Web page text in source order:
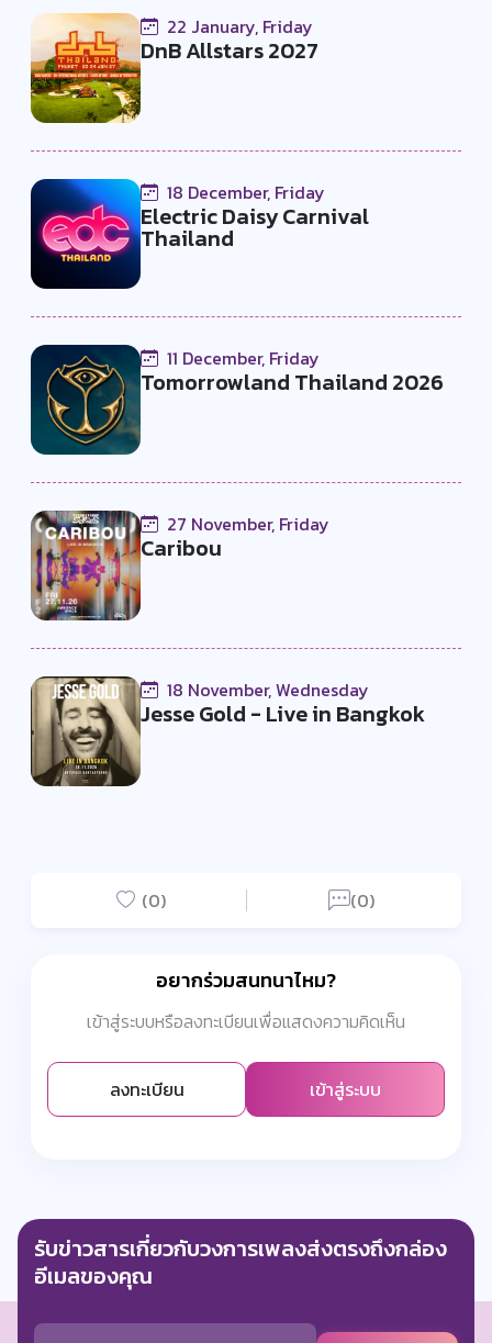
22 January, Friday
DnB Allstars 2027
18 December, Friday
Electric Daisy Carnival
Thailand
11 December, Friday
Tomorrowland Thailand 2026
27 November, Friday
Caribou
18 November, Wednesday
Jesse Gold - Live in Bangkok
(0) (0)
อยากร่วมสนทนาไหม?
เข้าสู่ระบบหรือลงทะเบียนเพื่อแสดงความคิดเห็น
ลงทะเบียน เข้าสู่ระบบ
รับข่าวสารเกี่ยวกับวงการเพลงส่งตรงถึงกล่อง
อีเมลของคุณ